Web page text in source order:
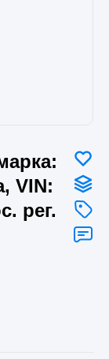
VIN:
рег.